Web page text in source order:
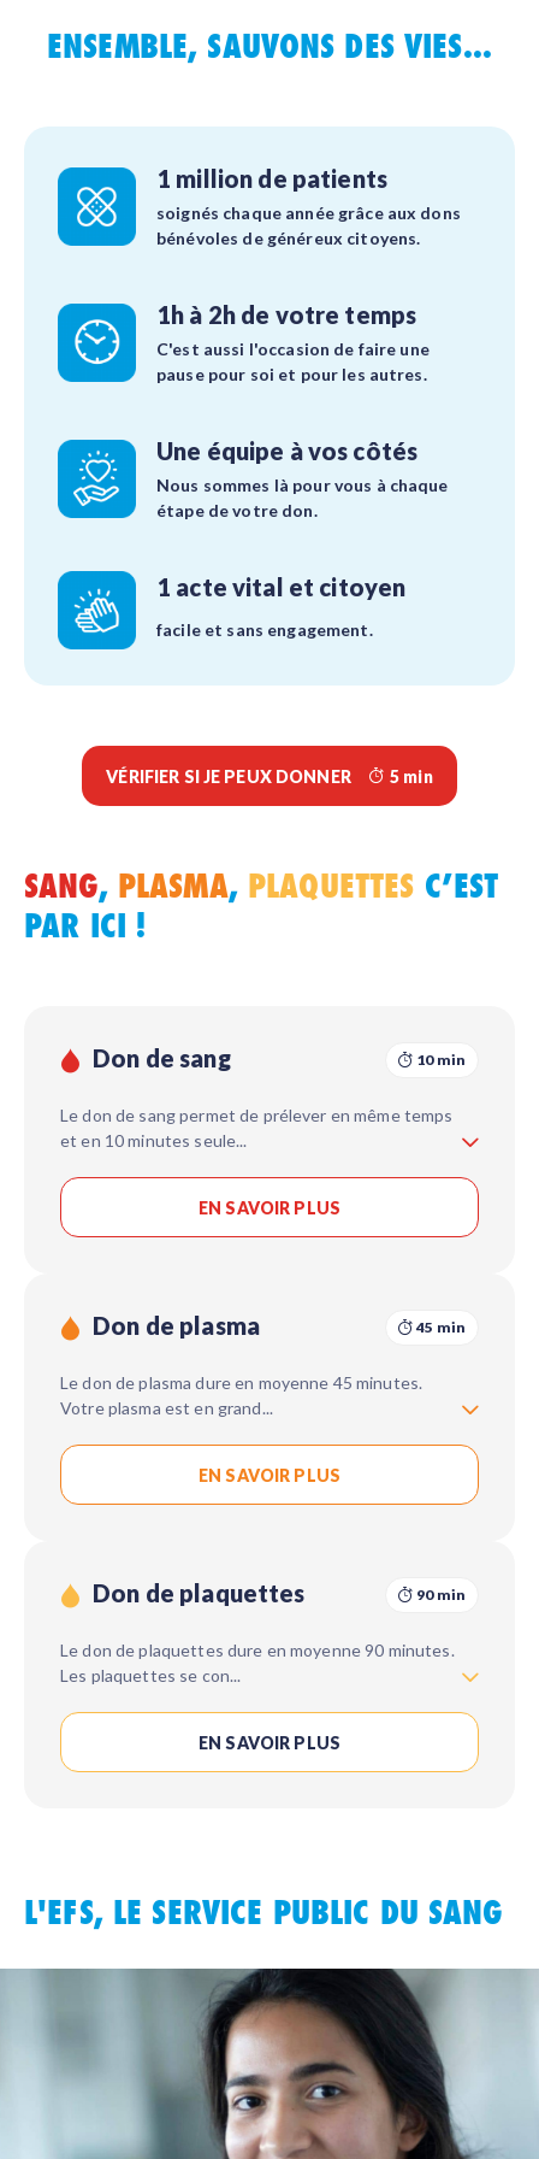
ENSEMBLE, SAUVONS DES VIES...
1 million de patients
soignés chaque année grâce aux dons
bénévoles de généreux citoyens.
1h à 2h de votre temps
C'est aussi l'occasion de faire une
pause pour soi et pour les autres.
Une équipe à vos côtés
Nous sommes là pour vous à chaque
étape de votre don.
1 acte vital et citoyen
facile et sans engagement.
VÉRIFIER SI JE PEUX DONNER 5 min
SANG, PLASMA, PLAQUETTES C’EST
PAR ICI !
Don de sang 10 min
Le don de sang permet de prélever en même temps
et en 10 minutes seule...
EN SAVOIR PLUS
Don de plasma 45 min
Le don de plasma dure en moyenne 45 minutes.
Votre plasma est en grand...
EN SAVOIR PLUS
Don de plaquettes 90 min
Le don de plaquettes dure en moyenne 90 minutes.
Les plaquettes se con...
EN SAVOIR PLUS
L'EFS, LE SERVICE PUBLIC DU SANG